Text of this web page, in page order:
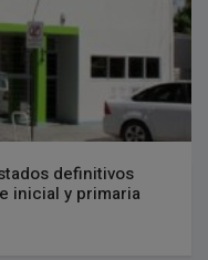
definitivos
inicial y primaria